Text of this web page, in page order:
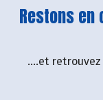
Restons
....et